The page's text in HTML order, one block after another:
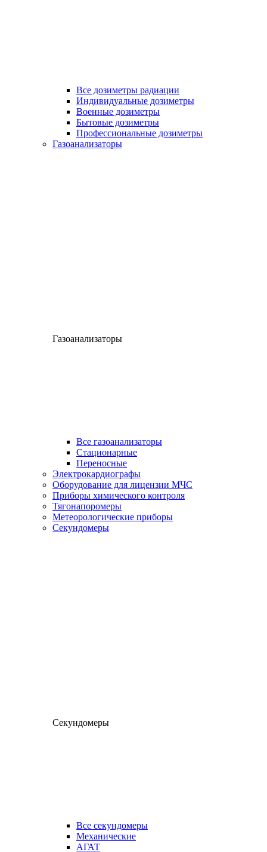
Все дозиметры радиации
Индивидуальные дозиметры
Военные дозиметры
Бытовые дозиметры
Профессиональные дозиметры
Газоанализаторы
Газоанализаторы
Все газоанализаторы
Cтационарные
Переносные
Электрокардиографы
Оборудование для лицензии МЧС
Приборы химического контроля
Тягонапоромеры
Метеорологические приборы
Секундомеры
Секундомеры
Все секундомеры
Механические
АГАТ